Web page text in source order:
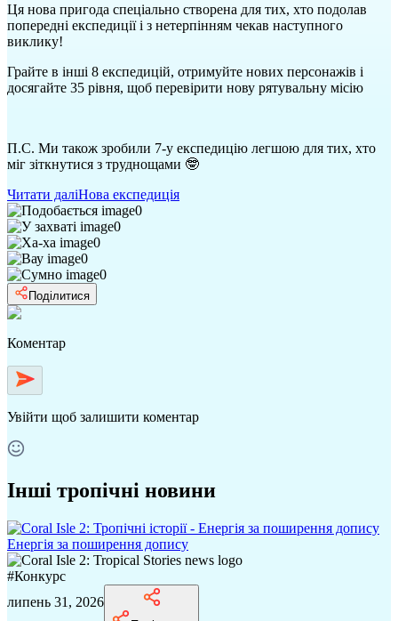
Ця нова пригода спеціально створена для тих, хто подолав
попередні експедиції і з нетерпінням чекав наступного
виклику!
Грайте в інші 8 експедицій, отримуйте нових персонажів і
досягайте 35 рівня, щоб перевірити нову рятувальну місію
П.С. Ми також зробили 7-у експедицію легшою для тих, хто
міг зіткнутися з труднощами 🤓
Читати даліНова експедиція
0
0
0
0
0
Поділитися
Коментар
Увійти щоб залишити коментар
Інші тропічні новини
Енергія за поширення допису
#Конкурс
липень 31, 2026